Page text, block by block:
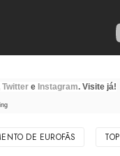
Twitter e Instagram. Visite já!
DE EUROFÃS TOP